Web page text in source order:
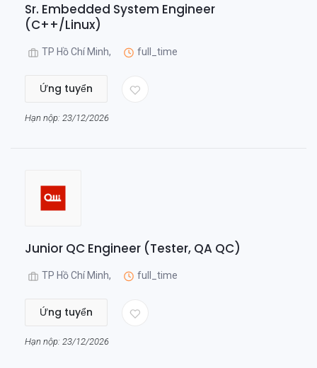
Sr. Embedded System Engineer
(C++/Linux)
TP Hồ Chí Minh, full_time
Ứng tuyển
Hạn nộp: 23/12/2026
Junior QC Engineer (Tester, QA QC)
TP Hồ Chí Minh, full_time
Ứng tuyển
Hạn nộp: 23/12/2026